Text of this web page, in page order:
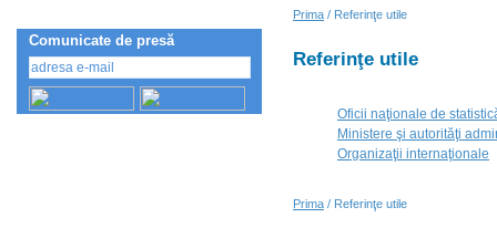
Comunicate de presă
Prima / Referinţe utile
Referinţe utile
Oficii naţionale de
Ministere şi autorităţi
Organizaţii internaţionale
Prima / Referinţe utile